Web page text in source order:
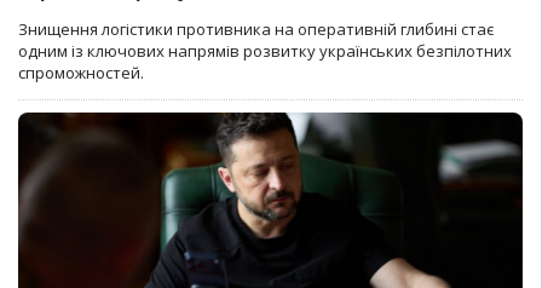
Знищення логістики противника на оперативній глибині стає
одним із ключових напрямів розвитку українських безпілотних
спроможностей.